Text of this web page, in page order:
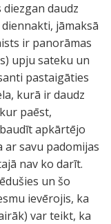
daudz
jāmaksā
ir panorāmas
upju sateku un
pastaigāties
kurā ir daudz
paēst,
apkārtējo
ar savu padomijas
nav ko darīt.
un šo
ievērojis, ka
var teikt, ka